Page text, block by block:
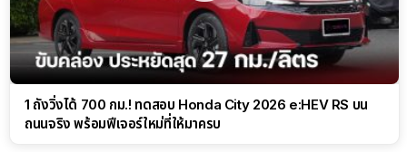
1 ถังวิ่งได้ 700 กม.! ทดสอบ Honda City 2026 e:HEV RS บน
ถนนจริง พร้อมฟีเจอร์ใหม่ที่ให้มาครบ